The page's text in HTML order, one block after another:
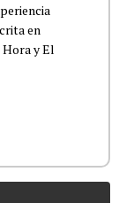
en
y El